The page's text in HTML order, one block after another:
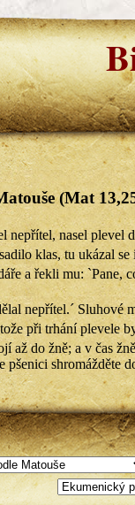
(Mat
nepřítel, nasel plevel
klas, tu ukázal se
a řekli mu: `Pane,
nepřítel.´ Sluhové
při trhání plevele
až do žně; a v čas
pšenici shromážděte